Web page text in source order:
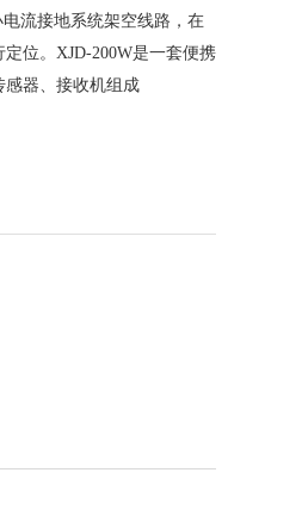
流接地系统架空线路，在
位。XJD-200W是一套便携
感器、接收机组成